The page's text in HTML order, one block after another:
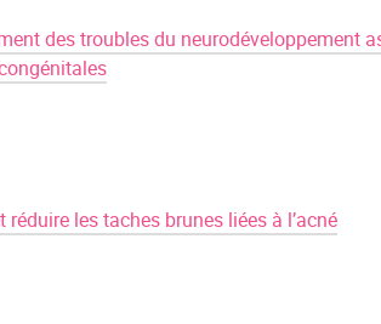
des troubles du neurodéveloppement
les taches brunes liées à l’acné